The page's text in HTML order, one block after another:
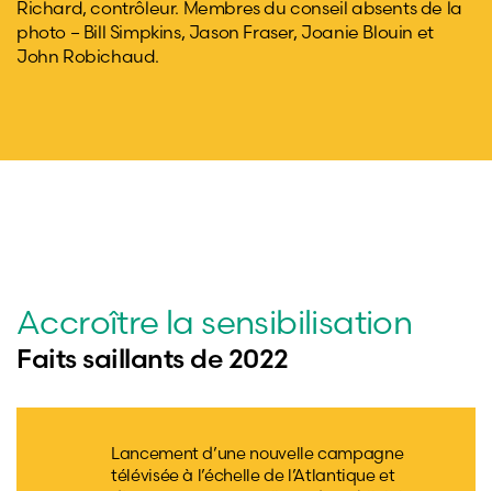
Richard, contrôleur. Membres du conseil absents de la
photo – Bill Simpkins, Jason Fraser, Joanie Blouin et
John Robichaud.
Accroître la sensibilisation
Faits saillants de 2022
Lancement d’une nouvelle campagne
télévisée à l’échelle de l’Atlantique et